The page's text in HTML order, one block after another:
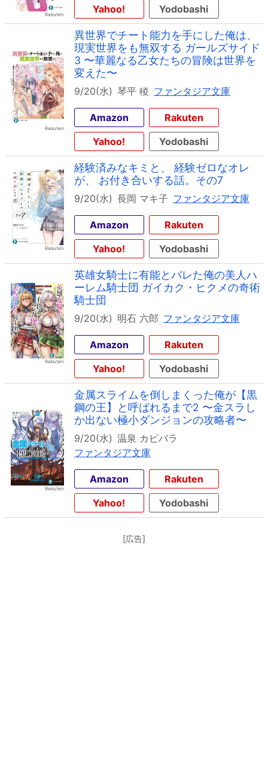
Yahoo!
Yodobashi
異世界でチート能力を手にした俺は、
現実世界をも無双する ガールズサイド
3 〜華麗なる乙女たちの冒険は世界を
変えた〜
9/20(水) 琴平 稜 ファンタジア文庫
Amazon
Rakuten
Yahoo!
Yodobashi
経験済みなキミと、 経験ゼロなオレ
が、 お付き合いする話。その7
9/20(水) 長岡 マキ子 ファンタジア文庫
Amazon
Rakuten
Yahoo!
Yodobashi
英雄女騎士に有能とバレた俺の美人ハ
ーレム騎士団 ガイカク・ヒクメの奇術
騎士団
9/20(水) 明石 六郎 ファンタジア文庫
Amazon
Rakuten
Yahoo!
Yodobashi
金属スライムを倒しまくった俺が【黒
鋼の王】と呼ばれるまで2 〜金スラし
か出ない極小ダンジョンの攻略者〜
9/20(水) 温泉 カピバラ
ファンタジア文庫
Amazon
Rakuten
Yahoo!
Yodobashi
[広告]